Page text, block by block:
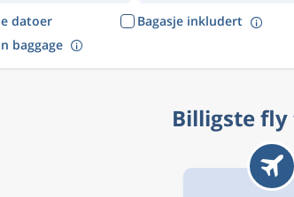
datoer
Bagasje inkludert
baggage
Billigste fly